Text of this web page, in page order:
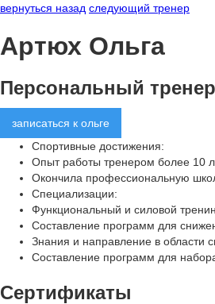
вернуться назад следующий тренер
Артюх Ольга
Персональный тренер
записаться к ольге
Спортивные достижения:
Опыт работы тренером более 10
Окончила профессиональную
Специализации:
Функциональный и силовой
Составление программ для
Знания и направление в области
Составление программ для
Сертификаты